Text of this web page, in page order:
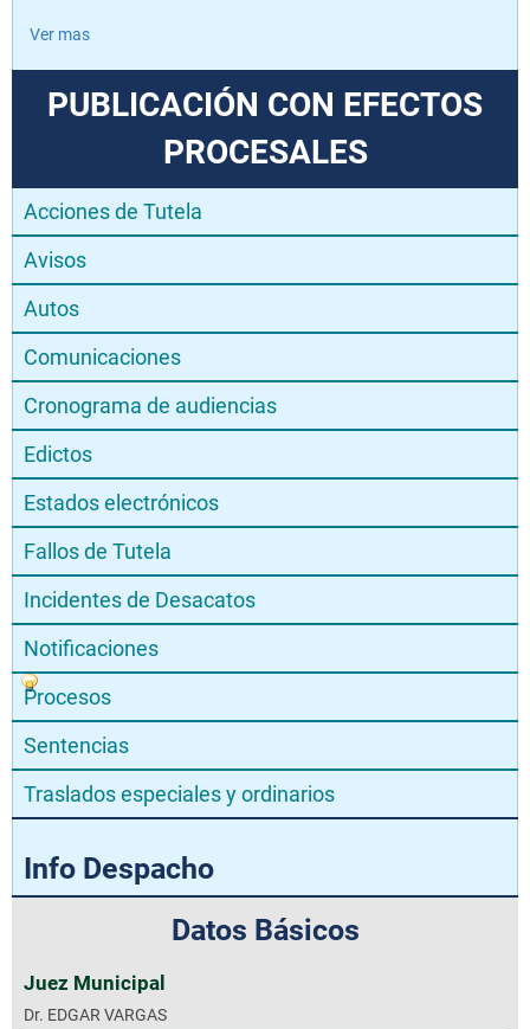
Ver mas
PUBLICACIÓN CON EFECTOS
PROCESALES
Acciones de Tutela
Avisos
Autos
Comunicaciones
Cronograma de audiencias
Edictos
Estados electrónicos
Fallos de Tutela
Incidentes de Desacatos
Notificaciones
Procesos
Sentencias
Traslados especiales y ordinarios
Info Despacho
Datos Básicos
Juez Municipal
Dr. EDGAR VARGAS